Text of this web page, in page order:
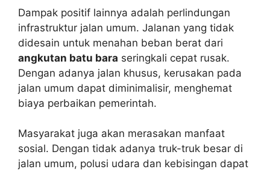
Dampak positif lainnya adalah perlindungan
infrastruktur jalan umum. Jalanan yang tidak
didesain untuk menahan beban berat dari
angkutan batu bara seringkali cepat rusak.
Dengan adanya jalan khusus, kerusakan pada
jalan umum dapat diminimalisir, menghemat
biaya perbaikan pemerintah.
Masyarakat juga akan merasakan manfaat
sosial. Dengan tidak adanya truk-truk besar di
jalan umum, polusi udara dan kebisingan dapat